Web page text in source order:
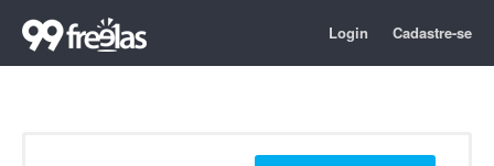
Login Cadastre-se